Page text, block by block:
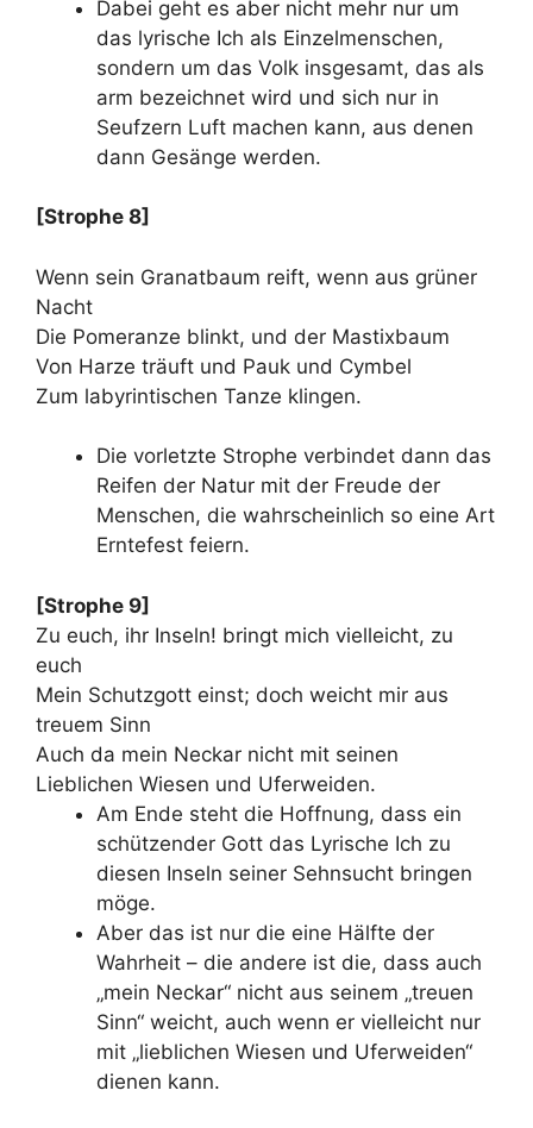
Dabei geht es aber nicht mehr nur um
das lyrische Ich als Einzelmenschen,
sondern um das Volk insgesamt, das als
arm bezeichnet wird und sich nur in
Seufzern Luft machen kann, aus denen
dann Gesänge werden.
[Strophe 8]
Wenn sein Granatbaum reift, wenn aus grüner
Nacht
Die Pomeranze blinkt, und der Mastixbaum
Von Harze träuft und Pauk und Cymbel
Zum labyrintischen Tanze klingen.
Die vorletzte Strophe verbindet dann das
Reifen der Natur mit der Freude der
Menschen, die wahrscheinlich so eine Art
Erntefest feiern.
[Strophe 9]
Zu euch, ihr Inseln! bringt mich vielleicht, zu
euch
Mein Schutzgott einst; doch weicht mir aus
treuem Sinn
Auch da mein Neckar nicht mit seinen
Lieblichen Wiesen und Uferweiden.
Am Ende steht die Hoffnung, dass ein
schützender Gott das Lyrische Ich zu
diesen Inseln seiner Sehnsucht bringen
möge.
Aber das ist nur die eine Hälfte der
Wahrheit – die andere ist die, dass auch
„mein Neckar“ nicht aus seinem „treuen
Sinn“ weicht, auch wenn er vielleicht nur
mit „lieblichen Wiesen und Uferweiden“
dienen kann.